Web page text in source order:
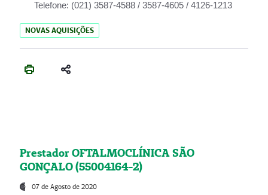
Telefone: (021) 3587-4588 / 3587-4605 / 4126-1213
NOVAS AQUISIÇÕES
Prestador OFTALMOCLÍNICA SÃO
GONÇALO (55004164-2)
07 de Agosto de 2020